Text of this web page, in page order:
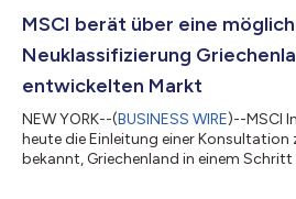
wurden die von beiden Märkten
Behebung dieser Probleme berücksi...
MSCI berät über eine
Neuklassifizierung
entwickelten Markt
NEW YORK--(BUSINESS WIRE)--MSCI
heute die Einleitung einer Konsultation
bekannt, Griechenland in einem